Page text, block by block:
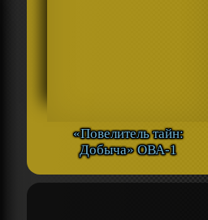
«Повелитель тайн:
Добыча» ОВА-1